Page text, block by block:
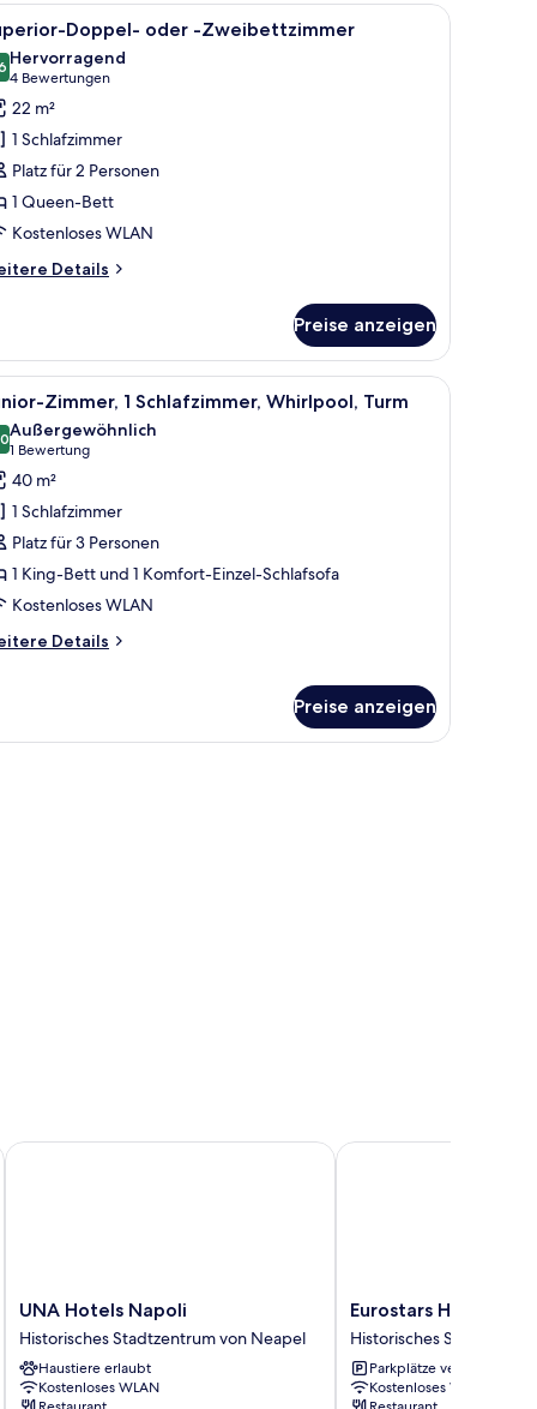
Bett, Nachttischen, einem Glastisch, einem Schreibtisch und einem
Ein modernes Hotelzimmer mit einem
5 Doppel- oder -Zweibettzimmer
von 10
Hervorragend
4 Bewertungen
(4
Bewertungen)
22 m²
1 Schlafzimmer
Platz für 2 Personen
1 Queen-Bett
Kostenloses WLAN
Details
Preise anzeigen
mit Holzvertäfelung.
Sofa, einem schwarz-weißen Teppich und einer Glaskabine.
Ein modernes Hotelzimmer mit einer
3 Zimmer, 1 Schlafzimmer, Whirlpool, Turm
von 10
Außergewöhnlich
1 Bewertung
(1
Bewertung)
40 m²
1 Schlafzimmer
Platz für 3 Personen
1 King-Bett und 1 Komfort-Einzel-Schlafsofa
Kostenloses WLAN
Details
Preise anzeigen
UNA
Hotels
Napoli
Historisches
Stadtzentrum
UNA Hotels Napoli
Historisches Stadtzentrum von Neapel
Haustiere erlaubt
Kostenloses WLAN
UNA Hotels Napoli
Eurostars
Hotel
Excelsior
Historisches
Stadtzentrum
Eurostars Hotel
Historisches
Parkplätze verfügbar
Kostenloses WLAN
Eurostars Hotel